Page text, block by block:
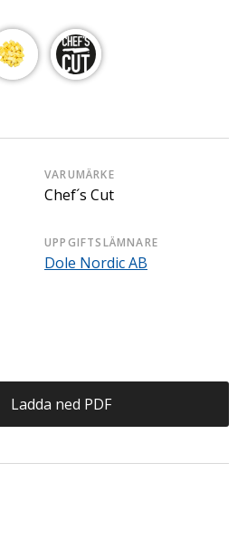
VARUMÄRKE
Chef´s Cut
UPPGIFTSLÄMNARE
Dole Nordic AB
Ladda ned PDF